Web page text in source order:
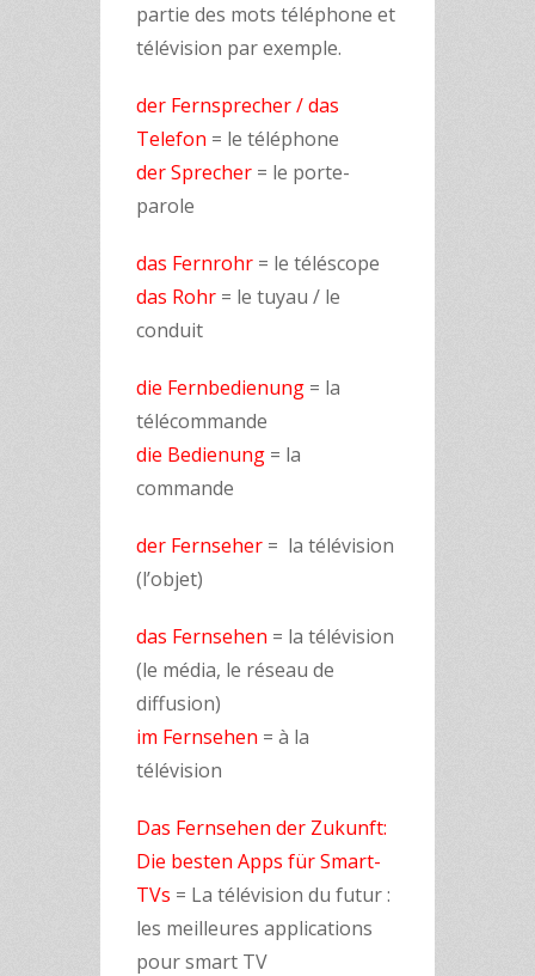
partie des mots téléphone et
télévision par exemple.
der Fernsprecher / das
Telefon = le téléphone
der Sprecher = le porte-
parole
das Fernrohr = le téléscope
das Rohr = le tuyau / le
conduit
die Fernbedienung = la
télécommande
die Bedienung = la
commande
der Fernseher = la télévision
(l’objet)
das Fernsehen = la télévision
(le média, le réseau de
diffusion)
im Fernsehen = à la
télévision
Das Fernsehen der Zukunft:
Die besten Apps für Smart-
TVs = La télévision du futur :
les meilleures applications
pour smart TV